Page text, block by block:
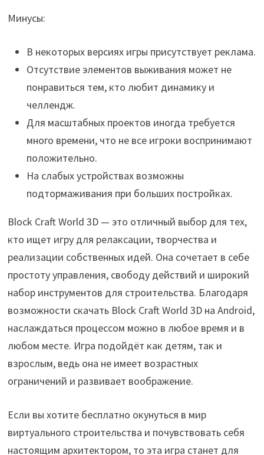
Минусы:
В некоторых версиях игры присутствует реклама.
Отсутствие элементов выживания может не
понравиться тем, кто любит динамику и
челлендж.
Для масштабных проектов иногда требуется
много времени, что не все игроки воспринимают
положительно.
На слабых устройствах возможны
подтормаживания при больших постройках.
Block Craft World 3D — это отличный выбор для тех,
кто ищет игру для релаксации, творчества и
реализации собственных идей. Она сочетает в себе
простоту управления, свободу действий и широкий
набор инструментов для строительства. Благодаря
возможности скачать Block Craft World 3D на Android,
наслаждаться процессом можно в любое время и в
любом месте. Игра подойдёт как детям, так и
взрослым, ведь она не имеет возрастных
ограничений и развивает воображение.
Если вы хотите бесплатно окунуться в мир
виртуального строительства и почувствовать себя
настоящим архитектором, то эта игра станет для